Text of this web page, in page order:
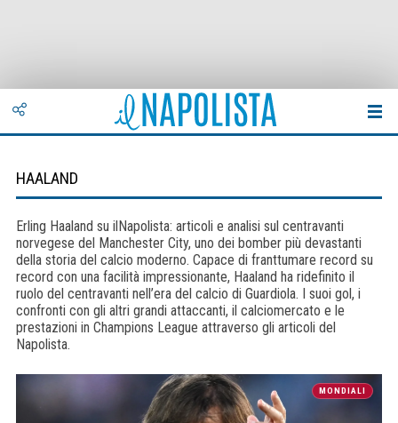
HAALAND
Erling Haaland su ilNapolista: articoli e analisi sul centravanti
norvegese del Manchester City, uno dei bomber più devastanti
della storia del calcio moderno. Capace di franttumare record su
record con una facilità impressionante, Haaland ha ridefinito il
ruolo del centravanti nell’era del calcio di Guardiola. I suoi gol, i
confronti con gli altri grandi attaccanti, il calciomercato e le
prestazioni in Champions League attraverso gli articoli del
Napolista.
MONDIALI